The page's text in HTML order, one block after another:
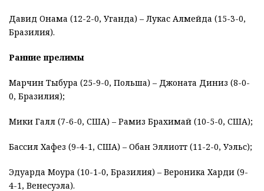
Давид Онама (12-2-0, Уганда) – Лукас Алмейда (15-3-0,
Бразилия).
Ранние прелимы
Марчин Тыбура (25-9-0, Польша) – Джоната Диниз (8-0-
0, Бразилия);
Мики Галл (7-6-0, США) – Рамиз Брахимай (10-5-0, США);
Бассил Хафез (9-4-1, США) – Обан Эллиотт (11-2-0, Уэльс);
Эдуарда Моура (10-1-0, Бразилия) – Вероника Харди (9-
4-1, Венесуэла).